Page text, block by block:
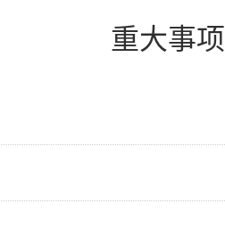
重大事项